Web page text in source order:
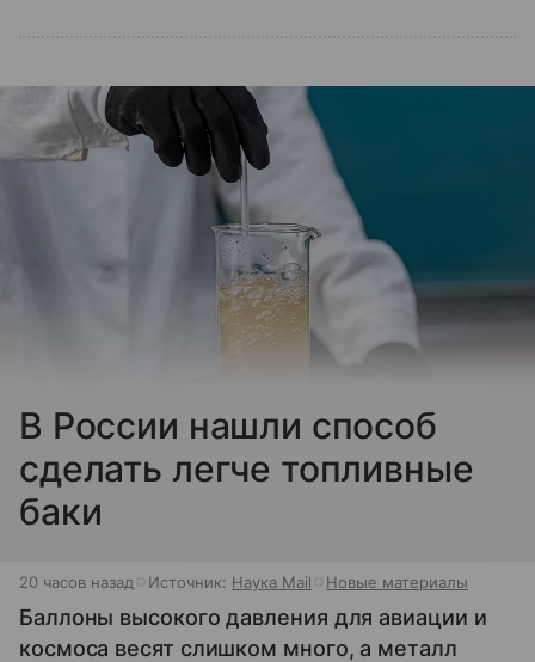
В России нашли способ
сделать легче топливные
баки
20 часов назад Источник: Наука Mail Новые материалы
Баллоны высокого давления для авиации и
космоса весят слишком много, а металл